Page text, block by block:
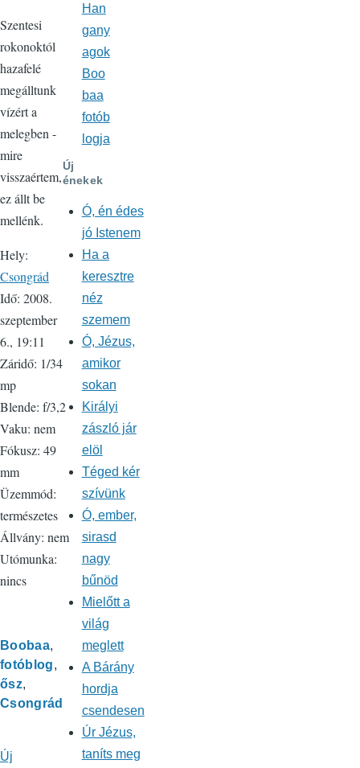
Szentesi
rokonoktól
hazafelé
megálltunk
vízért a
melegben -
mire
visszaértem,
ez állt be
mellénk.
Hely:
Csongrád
Idő: 2008.
szeptember
6., 19:11
Záridő: 1/34
mp
Blende: f/3,2
Vaku: nem
Fókusz: 49
mm
Üzemmód:
természetes
Állvány: nem
Utómunka:
nincs
Boobaa
fotóblog
ősz
Csongrád
Új
Han
gany
agok
Boo
baa
fotób
logja
Új
énekek
Ó, én édes
jó Istenem
Ha a
keresztre
néz
szemem
Ó, Jézus,
amikor
sokan
Királyi
zászló jár
elöl
Téged kér
szívünk
Ó, ember,
sirasd
nagy
bűnöd
Mielőtt a
világ
meglett
A Bárány
hordja
csendesen
Úr Jézus,
taníts meg